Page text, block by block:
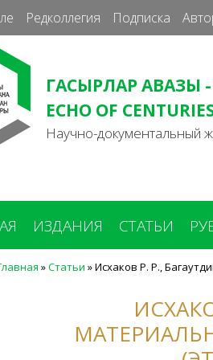
Редколлегия Подписка
ГАСЫРЛАР АВАЗЫ
ECHO OF
Научно-документальный
ИЗДАНИЯ СТАТЬИ
»Статьи »Исхаков Р. Р.,